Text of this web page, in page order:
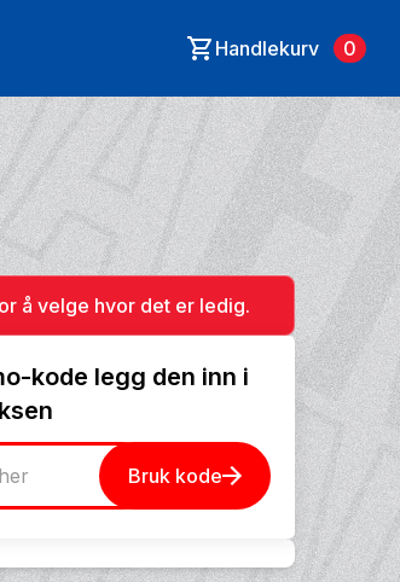
Handlekurv 0
å velge hvor det er ledig.
kode legg den inn i
Bruk kode